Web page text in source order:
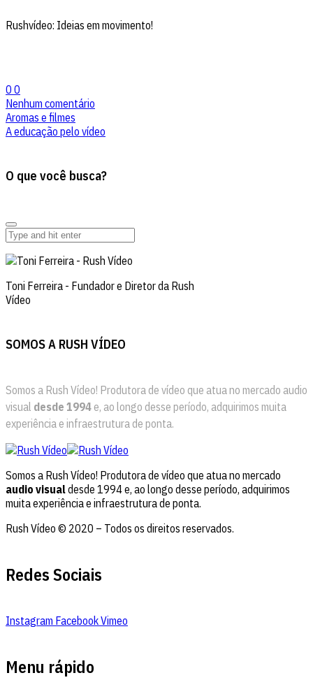
Rushvídeo: Ideias em movimento!
0 0
Nenhum comentário
Aromas e filmes
A educação pelo vídeo
O que você busca?
Toni Ferreira - Fundador e Diretor da Rush
Vídeo
SOMOS A RUSH VÍDEO
Somos a Rush Vídeo! Produtora de vídeo que atua no mercado audio
visual desde 1994 e, ao longo desse período, adquirimos muita
experiência e infraestrutura de ponta.
Somos a Rush Vídeo! Produtora de vídeo que atua no mercado
audio visualdesde 1994 e, ao longo desse período, adquirimos
muita experiência e infraestrutura de ponta.
Rush Vídeo © 2020 – Todos os direitos reservados.
Redes Sociais
Instagram FacebookVimeo
Menu rápido